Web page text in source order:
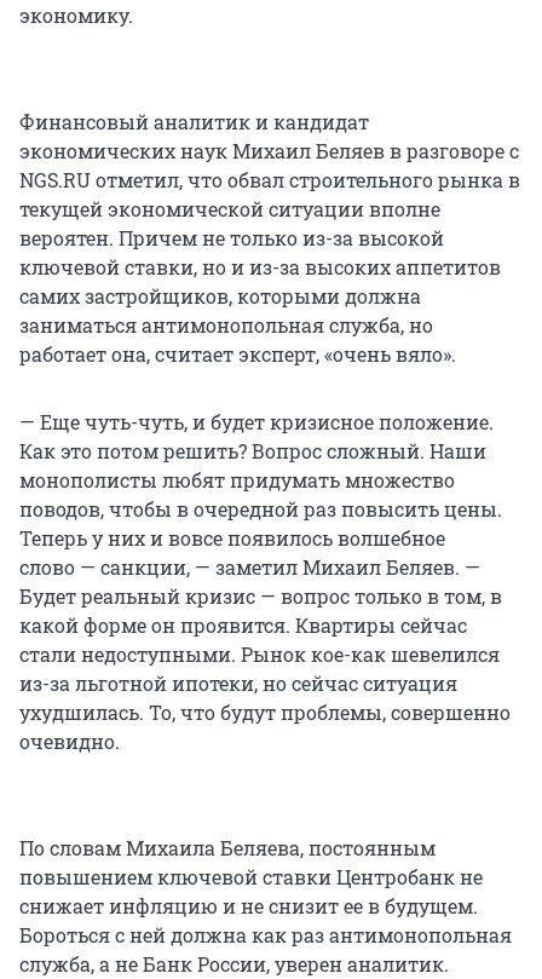
экономику.
Финансовый аналитик и кандидат
экономических наук Михаил Беляев в разговоре с
NGS.RU отметил, что обвал строительного рынка в
текущей экономической ситуации вполне
вероятен. Причем не только из-за высокой
ключевой ставки, но и из-за высоких аппетитов
самих застройщиков, которыми должна
заниматься антимонопольная служба, но
работает она, считает эксперт, «очень вяло».
— Еще чуть-чуть, и будет кризисное положение.
Как это потом решить? Вопрос сложный. Наши
монополисты любят придумать множество
поводов, чтобы в очередной раз повысить цены.
Теперь у них и вовсе появилось волшебное
слово — санкции, — заметил Михаил Беляев. —
Будет реальный кризис — вопрос только в том, в
какой форме он проявится. Квартиры сейчас
стали недоступными. Рынок кое-как шевелился
из-за льготной ипотеки, но сейчас ситуация
ухудшилась. То, что будут проблемы, совершенно
очевидно.
По словам Михаила Беляева, постоянным
повышением ключевой ставки Центробанк не
снижает инфляцию и не снизит ее в будущем.
Бороться с ней должна как раз антимонопольная
служба, а не Банк России, уверен аналитик.